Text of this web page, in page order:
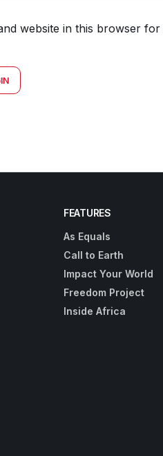
website in this browser
FEATURES
As Equals
Call to Earth
Impact Your World
Freedom Project
Inside Africa